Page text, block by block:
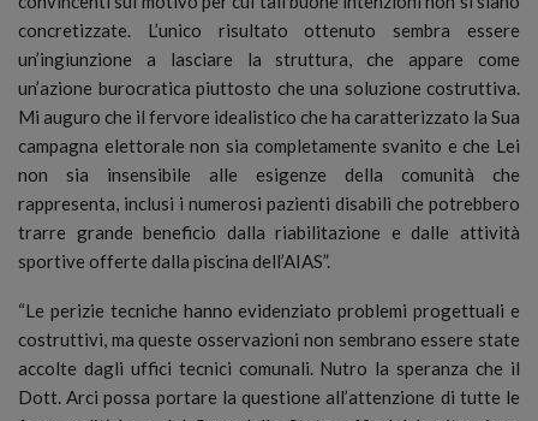
concretizzate. L’unico risultato ottenuto sembra essere
un’ingiunzione a lasciare la struttura, che appare come
un’azione burocratica piuttosto che una soluzione costruttiva.
Mi auguro che il fervore idealistico che ha caratterizzato la Sua
campagna elettorale non sia completamente svanito e che Lei
non sia insensibile alle esigenze della comunità che
rappresenta, inclusi i numerosi pazienti disabili che potrebbero
trarre grande beneficio dalla riabilitazione e dalle attività
sportive offerte dalla piscina dell’AIAS”.
“Le perizie tecniche hanno evidenziato problemi progettuali e
costruttivi, ma queste osservazioni non sembrano essere state
accolte dagli uffici tecnici comunali. Nutro la speranza che il
Dott. Arci possa portare la questione all’attenzione di tutte le